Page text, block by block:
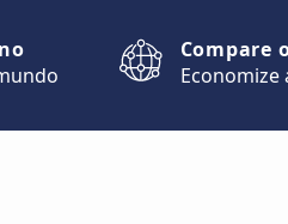
Compare
Economize